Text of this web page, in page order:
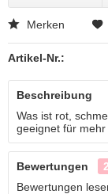
Merken
Artikel-Nr.:
Beschreibung
Was ist rot,
geeignet für mehr
Bewertungen
Bewertungen